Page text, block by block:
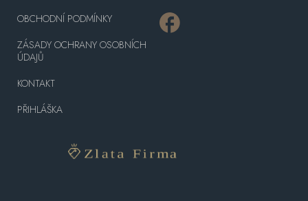
OBCHODNÍ PODMÍNKY
ZÁSADY OCHRANY OSOBNÍCH
ÚDAJŮ
KONTAKT
PŘIHLÁŠKA